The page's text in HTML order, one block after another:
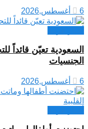
6 أغسطس,2026
السعودية تعيّن قائداً
الجنسيات
6 أغسطس,2026